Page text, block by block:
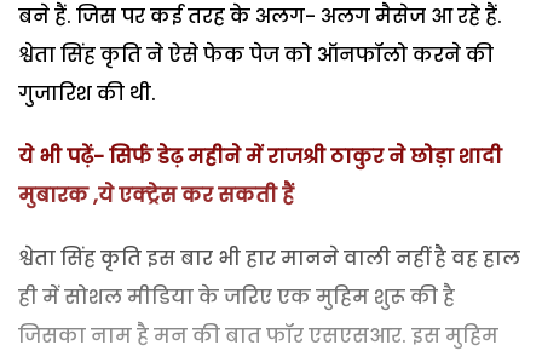
बने हैं. जिस पर कई तरह के अलग- अलग मैसेज आ रहे हैं.
श्वेता सिंह कृति ने ऐसे फेक पेज को ऑनफॉलो करने की
गुजारिश की थी.
ये भी पढ़ें- सिर्फ डेढ़ महीने में राजश्री ठाकुर ने छोड़ा शादी
मुबारक ,ये एक्ट्रेस कर सकती हैं
श्वेता सिंह कृति इस बार भी हार मानने वाली नहीं है वह हाल
ही में सोशल मीडिया के जरिए एक मुहिम शुरू की है
जिसका नाम है मन की बात फॉर एसएसआर. इस मुहिम